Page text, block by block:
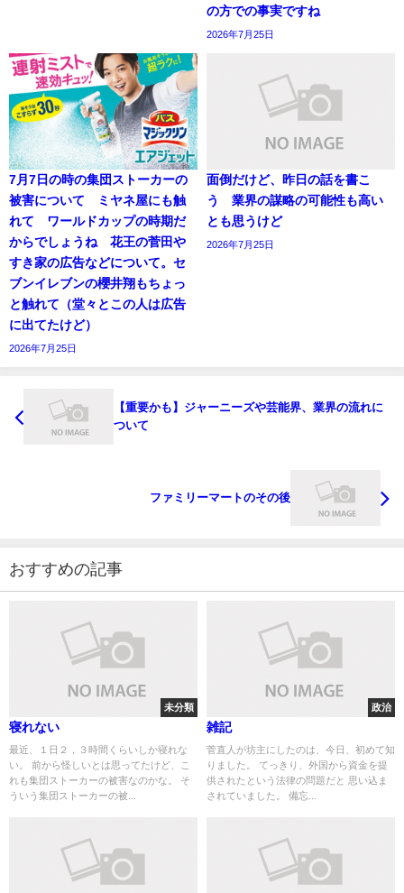
の方での事実ですね
2026年7月25日
7月7日の時の集団ストーカーの
被害について ミヤネ屋にも触
れて ワールドカップの時期だ
からでしょうね 花王の菅田や
すき家の広告などについて。セ
ブンイレブンの櫻井翔もちょっ
と触れて（堂々とこの人は広告
に出てたけど）
2026年7月25日
面倒だけど、昨日の話を書こ
う 業界の謀略の可能性も高い
とも思うけど
2026年7月25日
【重要かも】ジャーニーズや芸能界、業界の流れに
ついて
ファミリーマートのその後
おすすめの記事
未分類
寝れない
最近、１日２，３時間くらいしか寝れな
い。 前から怪しいとは思ってたけど、こ
れも集団ストーカーの被害なのかな。 そ
ういう集団ストーカーの被...
政治
雑記
菅直人が坊主にしたのは、今日、初めて知
りました。 てっきり、外国から資金を提
供されたという法律の問題だと 思い込ま
されていました。 備忘...